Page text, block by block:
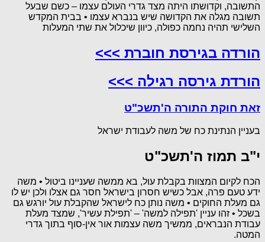
התשובה, וקדושתו היתה מצד גדרי העולם עצמו – כשם שבעל
תשובה מגלה את הקדושה שיש בנברא עצמו • בבית המקדש
השלישי תהיה נחמה כפולה, כיוון שיכלול את שתי המעלות
הורדה בגירסת חוברת >>>
הורדת גירסה רגילה >>>
זאת חוקת התורה ה'תשכ"ט
בעניין הנתינת כח של משה לעבודת ישראל
י"ב תמוז ה'תשכ"ט
הכח לקיום המצוות בקבלת עול, בא ממשה שעניינו ביטול • משה
ידע טעם פרה, אבל כשיש חסרון בישראל חסר גם אצלו ולכן יש לו
גם מעלת החוקים • משה נותן כח לישראל שהקבלת עול יורגש גם
בשכל • זהו עניין 'תפילה למשה' – 'תפילת עשיר', שמצד מעלת
עבודת הנבראים, ממשיך משה עצמות אור אין-סוף בתוך גדרי
המטה.